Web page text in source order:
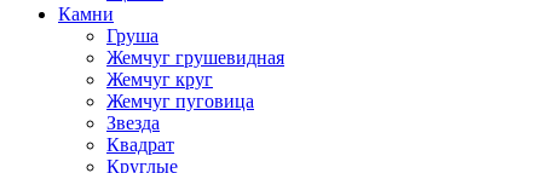
Камни
Груша
Жемчуг грушевидная
Жемчуг круг
Жемчуг пуговица
Звезда
Квадрат
Круглые